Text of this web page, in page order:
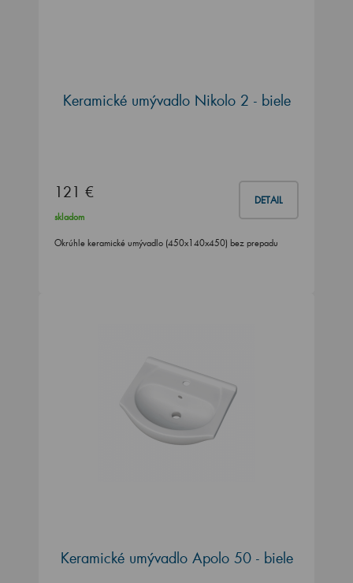
Keramické umývadlo Nikolo 2 - biele
121 € DETAIL
skladom
Okrúhle keramické umývadlo (450x140x450) bez prepadu
Keramické umývadlo Apolo 50 - biele